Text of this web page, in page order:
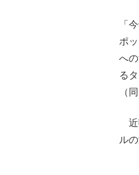
「
ポ
へ
る
（同
近
ル